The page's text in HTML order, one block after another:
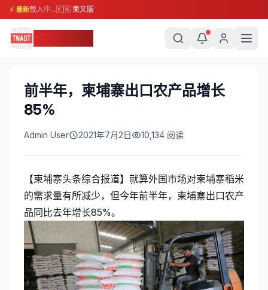
⚡ 最新载入中...🇰🇭 柬文版
前半年，柬埔寨出口农产品增长
85%
Admin User 2021年7月2日 10,134 阅读
【柬埔寨头条综合报道】就算外国市场对柬埔寨稻米
的需求量有所减少，但今年前半年，柬埔寨出口农产
品同比去年增长85%。